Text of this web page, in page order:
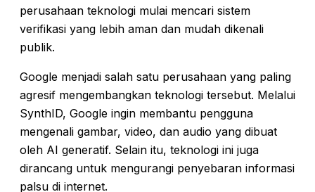
perusahaan teknologi mulai mencari sistem
verifikasi yang lebih aman dan mudah dikenali
publik.
Google menjadi salah satu perusahaan yang paling
agresif mengembangkan teknologi tersebut. Melalui
SynthID, Google ingin membantu pengguna
mengenali gambar, video, dan audio yang dibuat
oleh AI generatif. Selain itu, teknologi ini juga
dirancang untuk mengurangi penyebaran informasi
palsu di internet.